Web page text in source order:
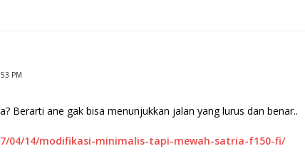
PM
Berarti ane gak bisa menunjukkan jalan yang lurus dan benar..
04/14/modifikasi-minimalis-tapi-mewah-satria-f150-fi/